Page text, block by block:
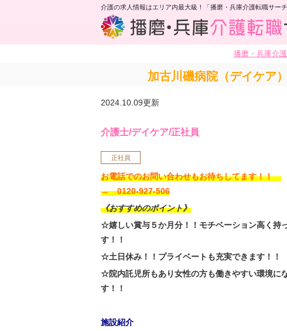
介護の求人情報はエリア内最大級！「播磨・兵庫介護転職サーチ
播磨・兵庫介
加古川磯病院（デイケア
2024.10.09更新
介護士/デイケア/正社員
正社員
お電話でのお問い合わせもお待ちしてます！！
→ 0120-927-506
《おすすめのポイント》
☆嬉しい賞与５か月分！！モチベーション高く持
す！！
☆土日休み！！プライベートも充実できます！！
☆院内託児所もあり女性の方も働きやすい環境に
す！！
施設紹介